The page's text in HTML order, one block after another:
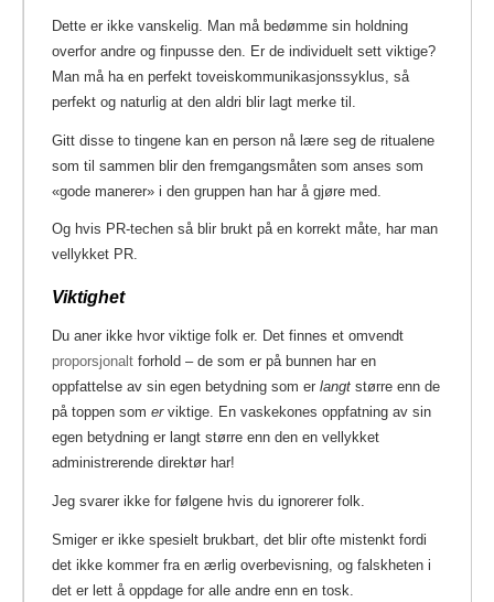
Dette er ikke vanskelig. Man må bedømme sin holdning
overfor andre og finpusse den. Er de individuelt sett viktige?
Man må ha en perfekt toveiskommunikasjonssyklus, så
perfekt og naturlig at den aldri blir lagt merke til.
Gitt disse to tingene kan en person nå lære seg de ritualene
som til sammen blir den fremgangsmåten som anses som
«gode manerer» i den gruppen han har å gjøre med.
Og hvis PR-techen så blir brukt på en korrekt måte, har man
vellykket PR.
Viktighet
Du aner ikke hvor viktige folk er. Det finnes et omvendt
proporsjonalt forhold – de som er på bunnen har en
oppfattelse av sin egen betydning som er langt større enn de
på toppen som erviktige. En vaskekones oppfatning av sin
egen betydning er langt større enn den en vellykket
administrerende direktør har!
Jeg svarer ikke for følgene hvis du ignorerer folk.
Smiger er ikke spesielt brukbart, det blir ofte mistenkt fordi
det ikke kommer fra en ærlig overbevisning, og falskheten i
det er lett å oppdage for alle andre enn en tosk.